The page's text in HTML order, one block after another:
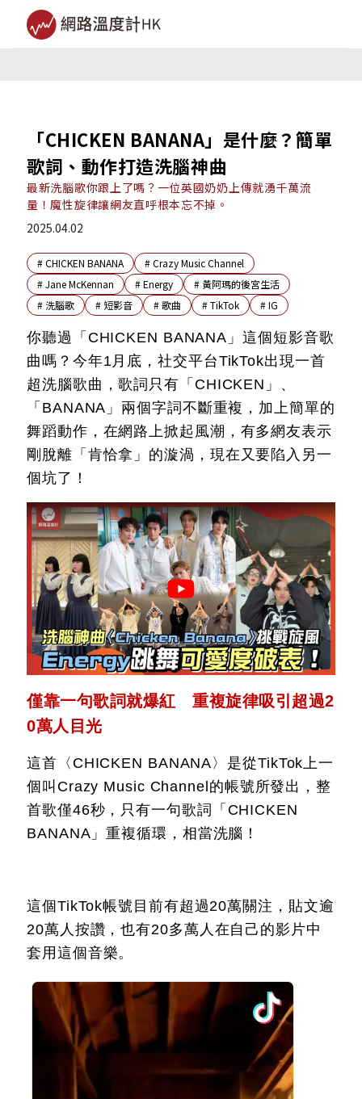
「CHICKEN BANANA」是什麼？簡單
歌詞、動作打造洗腦神曲
最新洗腦歌你跟上了嗎？一位英國奶奶上傳就湧千萬流
量！魔性旋律讓網友直呼根本忘不掉。
2025.04.02
#CHICKEN BANANA #Crazy Music Channel
#Jane McKennan #Energy # 黃阿瑪的後宮生活
# 洗腦歌 # 短影音 #歌曲 #TikTok #IG
你聽過「CHICKEN BANANA」這個短影音歌
曲嗎？今年1月底，社交平台TikTok出現一首
超洗腦歌曲，歌詞只有「CHICKEN」、
「BANANA」兩個字詞不斷重複，加上簡單的
舞蹈動作，在網路上掀起風潮，有多網友表示
剛脫離「肯恰拿」的漩渦，現在又要陷入另一
個坑了！
僅靠一句歌詞就爆紅 重複旋律吸引超過2
0萬人目光
這首〈CHICKEN BANANA〉是從TikTok上一
個叫Crazy Music Channel的帳號所發出，整
首歌僅46秒，只有一句歌詞「CHICKEN
BANANA」重複循環，相當洗腦！
這個TikTok帳號目前有超過20萬關注，貼文逾
20萬人按讚，也有20多萬人在自己的影片中
套用這個音樂。